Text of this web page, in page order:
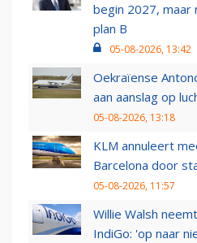
begin 2027, maar
plan B
05-08-2026, 13:42
Oekraïense
aan aanslag op
05-08-2026, 13:18
KLM annuleert
Barcelona door
05-08-2026, 11:57
Willie Walsh
IndiGo: 'op naar